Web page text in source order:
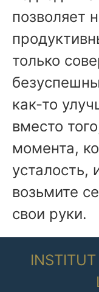
позволяет
только
как-то
вместо
момента,
усталость,
возьмите
свои руки.